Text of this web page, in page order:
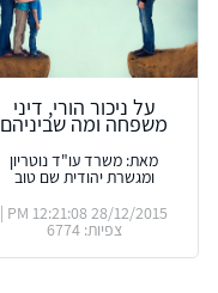
על ניכור הורי, דיני
משפחה ומה שביניהם
מאת: משרד עו"ד נוטריון
ומגשרת יהודית שם טוב
28/12/2015 12:21:08 PM |
צפיות: 6774